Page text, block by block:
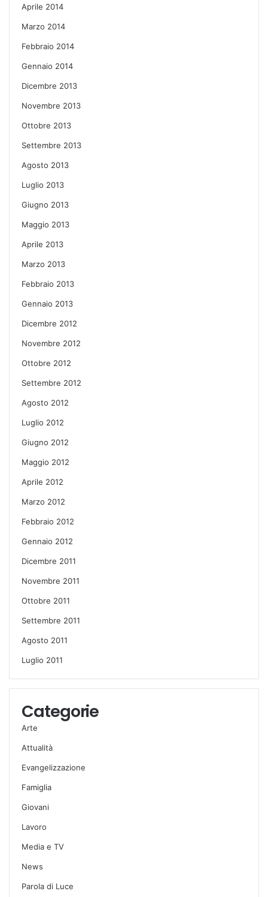
Aprile 2014
Marzo 2014
Febbraio 2014
Gennaio 2014
Dicembre 2013
Novembre 2013
Ottobre 2013
Settembre 2013
Agosto 2013
Luglio 2013
Giugno 2013
Maggio 2013
Aprile 2013
Marzo 2013
Febbraio 2013
Gennaio 2013
Dicembre 2012
Novembre 2012
Ottobre 2012
Settembre 2012
Agosto 2012
Luglio 2012
Giugno 2012
Maggio 2012
Aprile 2012
Marzo 2012
Febbraio 2012
Gennaio 2012
Dicembre 2011
Novembre 2011
Ottobre 2011
Settembre 2011
Agosto 2011
Luglio 2011
Categorie
Arte
Attualità
Evangelizzazione
Famiglia
Giovani
Lavoro
Media e TV
News
Parola di Luce